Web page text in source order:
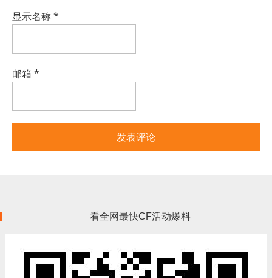
显示名称*
邮箱 *
看全网最快CF活动爆料